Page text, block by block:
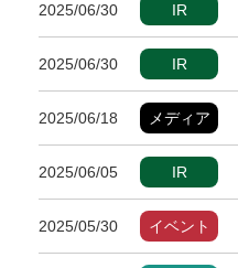
2025/06/30 IR
2025/06/30 IR
2025/06/18 メディア
2025/06/05 IR
2025/05/30 イベント